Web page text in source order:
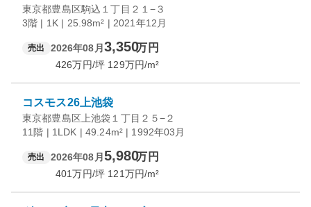
東京都豊島区駒込１丁目２１−３
3階 | 1K | 25.98m² | 2021年12月
売出 2026年08月 3,350万円
426万円/坪 129万円/m²
コスモス26上池袋
東京都豊島区上池袋１丁目２５−２
11階 | 1LDK | 49.24m² | 1992年03月
売出 2026年08月 5,980万円
401万円/坪 121万円/m²